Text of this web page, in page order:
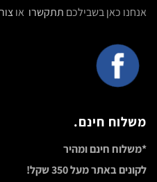
אנחנו כאן בשבילכם תתקשרו או
משלוח חינם.
*משלוח חינם ומהיר
לקונים באתר מעל 350 שקל!